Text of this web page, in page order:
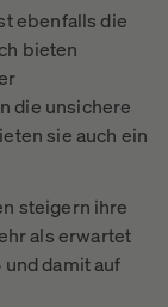
ebenfalls die
bieten
die unsichere
sie auch ein
steigern ihre
als erwartet
damit auf